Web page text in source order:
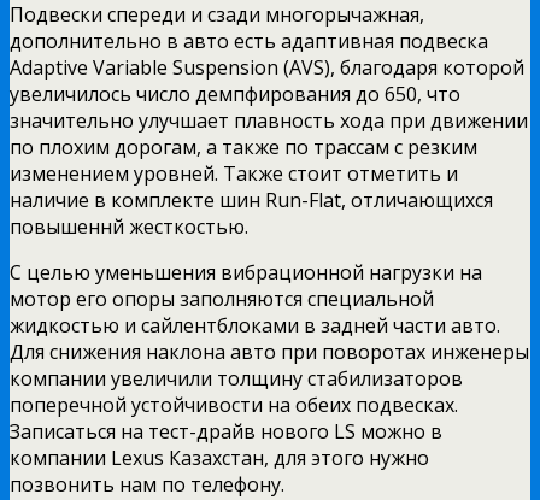
Подвески спереди и сзади многорычажная,
дополнительно в авто есть адаптивная подвеска
Adaptive Variable Suspension (AVS), благодаря которой
увеличилось число демпфирования до 650, что
значительно улучшает плавность хода при движении
по плохим дорогам, а также по трассам с резким
изменением уровней. Также стоит отметить и
наличие в комплекте шин Run-Flat, отличающихся
повышеннй жесткостью.
С целью уменьшения вибрационной нагрузки на
мотор его опоры заполняются специальной
жидкостью и сайлентблоками в задней части авто.
Для снижения наклона авто при поворотах инженеры
компании увеличили толщину стабилизаторов
поперечной устойчивости на обеих подвесках.
Записаться на тест-драйв нового LS можно в
компании Lexus Казахстан, для этого нужно
позвонить нам по телефону.